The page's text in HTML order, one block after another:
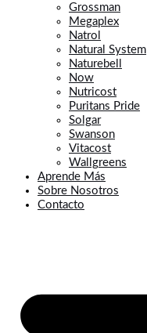
Grossman
Megaplex
Natrol
Natural System
Naturebell
Now
Nutricost
Puritans Pride
Solgar
Swanson
Vitacost
Wallgreens
Aprende Más
Sobre Nosotros
Contacto